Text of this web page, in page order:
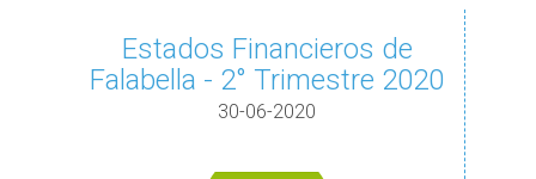
Estados Financieros de
Falabella - 2° Trimestre 2020
30-06-2020